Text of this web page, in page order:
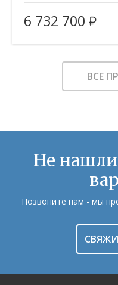
Площадь (общ/жил/кух),
Количество комнат:
Этаж:
В ИЗБРАННОЕ
6 732 700
ВСЕ
Не
Позвоните нам - мы